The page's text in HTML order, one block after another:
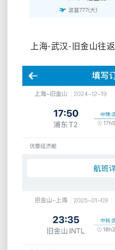
上海-武汉-旧金山往返